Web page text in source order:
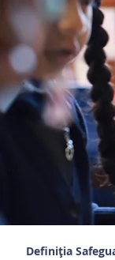
Definiţia